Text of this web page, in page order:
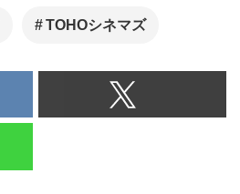
TOHOシネマズ